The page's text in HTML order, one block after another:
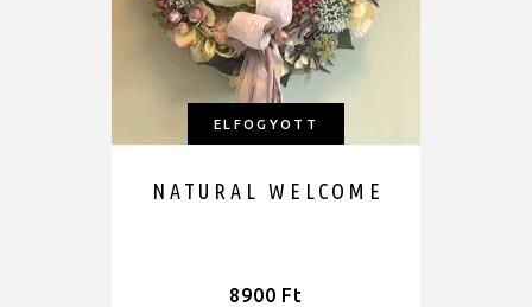
ELFOGYOTT
NATURAL WELCOME
8900 Ft